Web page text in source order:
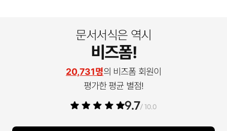
문서서식은 역시
비즈폼!
20,731명의 비즈폼 회원이
평가한 평균 별점!
9.7/ 10.0